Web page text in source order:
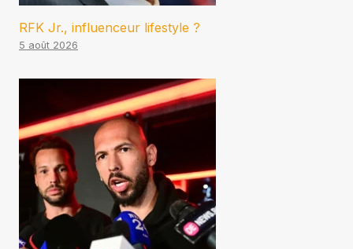
RFK Jr., influenceur lifestyle ?
5 août 2026